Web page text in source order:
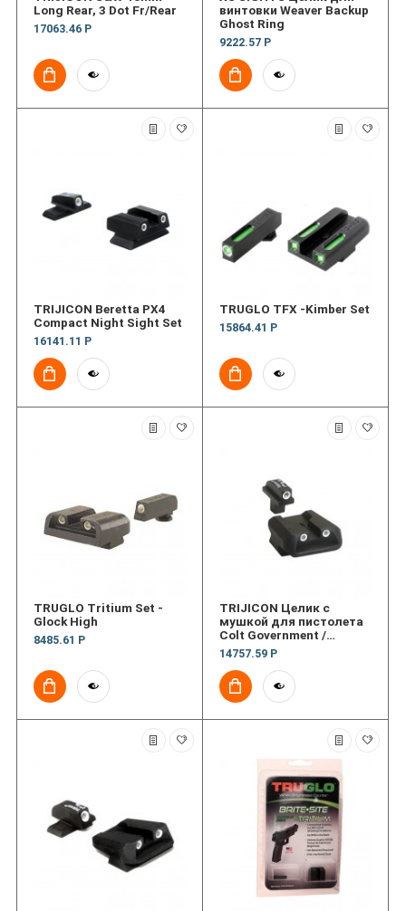
Long Rear, 3 Dot Fr/Rear
17063.46 Р
винтовки Weaver Backup
Ghost Ring
9222.57 Р
TRIJICON Beretta PX4
Compact Night Sight Set
16141.11 Р
TRUGLO TFX -Kimber Set
15864.41 Р
TRUGLO Tritium Set -
Glock High
8485.61 Р
TRIJICON Целик с
мушкой для пистолета
Colt Government /
Combat Commander 3
Dot Front & Novak® Rear
Night Sight Set
14757.59 Р